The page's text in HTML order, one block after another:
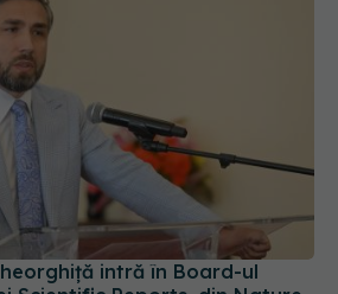
intră în Board-ul